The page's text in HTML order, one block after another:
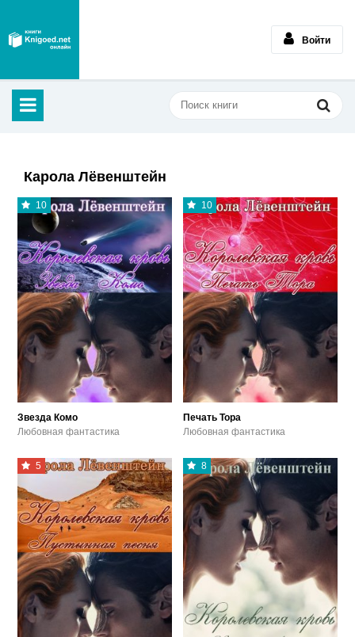
Войти
Карола Лёвенштейн
10
Звезда Комо
Любовная фантастика
10
Печать Тора
Любовная фантастика
5 8